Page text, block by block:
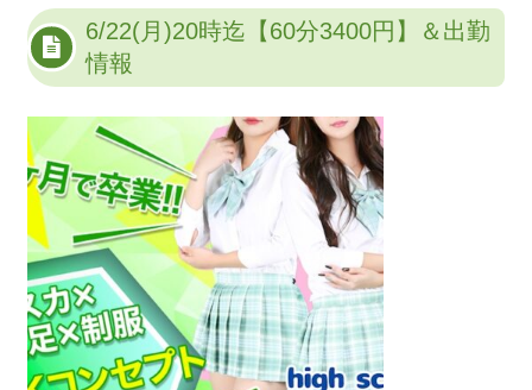
6/22(月)20時迄【60分3400円】＆出勤
情報